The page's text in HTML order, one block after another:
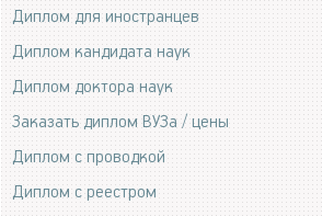
Диплом для иностранцев
Диплом кандидата наук
Диплом доктора наук
Заказать диплом ВУЗа / цены
Диплом с проводкой
Диплом с реестром